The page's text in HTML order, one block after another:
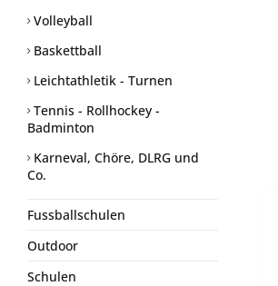
Volleyball
Baskettball
Leichtathletik - Turnen
Tennis - Rollhockey -
Badminton
Karneval, Chöre, DLRG und
Co.
Fussballschulen
Outdoor
Schulen